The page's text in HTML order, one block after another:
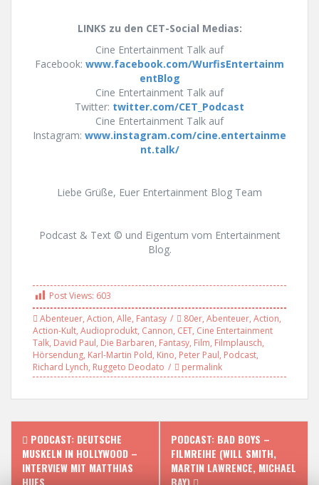
LINKS zu den CET-Social Medias:
Cine Entertainment Talk auf
Facebook: www.facebook.com/WurfisEntertainm
entBlog
Cine Entertainment Talk auf
Twitter: twitter.com/CET_Podcast
Cine Entertainment Talk auf
Instagram: www.instagram.com/cine.entertainme
nt.talk/
Liebe Grüße, Euer Entertainment Blog Team
Podcast & Text © und Eigentum vom Entertainment
Blog.
Post Views: 603
Abenteuer, Action, Alle, Fantasy 80er, Abenteuer, Action,
Action-Kult, Audioprodukt, Cannon, CET, Cine Entertainment
Talk, David Paul, Die Barbaren, Fantasy, Film, Filmplausch,
Hörsendung, Karl-Martin Pold, Kino, Peter Paul, Podcast,
Richard Lynch, Ruggeto Deodato permalink
P
o
PODCAST: DEUTSCHE
MUSKELN IN HOLLYWOOD –
INTERVIEW MIT MATTHIAS
HUES
PODCAST: BAD BOYS –
FILMREIHE (WILL SMITH,
MARTIN LAWRENCE, MICHAEL
BAY)